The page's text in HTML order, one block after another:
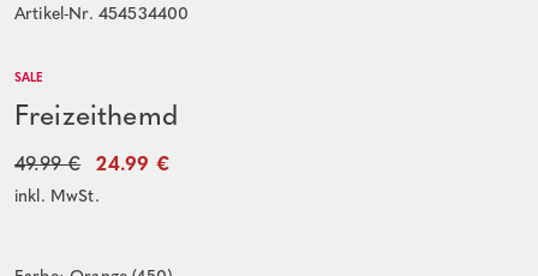
Artikel-Nr. 454534400
SALE
Freizeithemd
49.99 € 24.99 €
inkl. MwSt.